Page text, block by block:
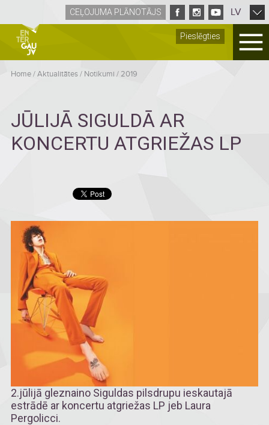
Pieslēgties
CEĻOJUMA PLĀNOTĀJS LV
Home/Aktualitātes/ Notikumi /2019
JŪLIJĀ SIGULDĀ AR
KONCERTU ATGRIEŽAS LP
2.jūlijā gleznaino Siguldas pilsdrupu ieskautajā
estrādē ar koncertu atgriežas LP jeb Laura
Pergolicci.